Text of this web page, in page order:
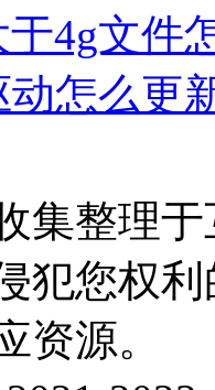
4g文件
怎么更
集整理
犯您权
资源。